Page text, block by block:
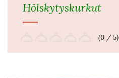
Hölskytyskurkut
(0 / 5)